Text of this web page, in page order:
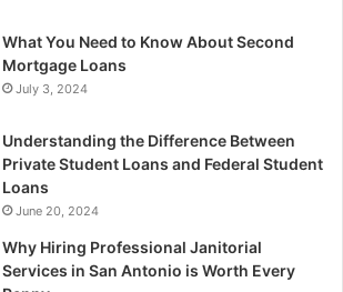
What You Need to Know About Second
Mortgage Loans
July 3, 2024
Understanding the Difference Between
Private Student Loans and Federal Student
Loans
June 20, 2024
Why Hiring Professional Janitorial
Services in San Antonio is Worth Every